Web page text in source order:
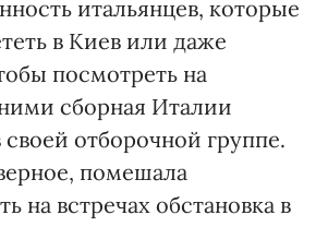
итальянцев, которые
в Киев или даже
посмотреть на
сборная Италии
своей отборочной группе.
помешала
на встречах обстановка в